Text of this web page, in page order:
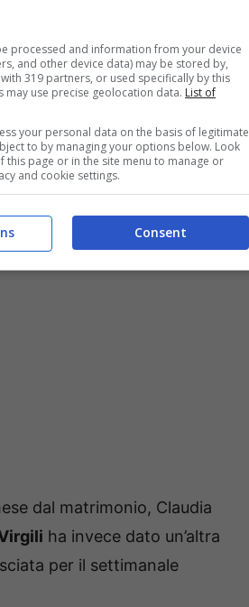
dal matrimonio, Claudia
ha invece dato un’altra
per il settimanale
processed and information from your device
and other device data) may be stored by,
319 partners, or used specifically by this
may use precise geolocation data. List of
your personal data on the basis of legitimate
to by managing your options below. Look
page or in the site menu to manage or
and cookie settings.
Consent